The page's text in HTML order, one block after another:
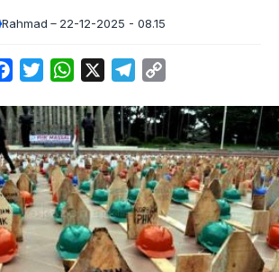
Rahmad 22-12-2025 - 08.15
FacebookTwitterWhatsApp Telegram